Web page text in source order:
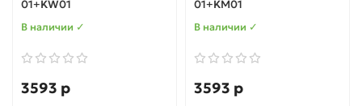
01+KW01
В наличии ✓
3593 р
01+KM01
В наличии ✓
3593 р